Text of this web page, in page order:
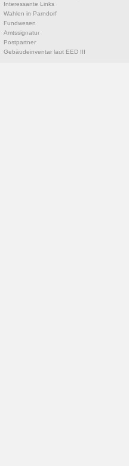
Interessante Links
Wahlen in Parndorf
Fundwesen
Amtssignatur
Postpartner
Gebäudeinventar laut EED III